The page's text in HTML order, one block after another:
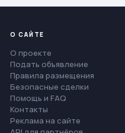
О САЙТЕ
О проекте
Подать объявление
Правила размещения
Безопасные сделки
Помощь и FAQ
Контакты
Реклама на сайте